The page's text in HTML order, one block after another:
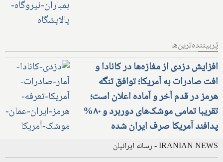
پُربیننده‌ترین‌ها
افزایش دزدی از مغازه‌ها در کانادا و
افت صادرات به آمریکا؛ توافق تنگه
هرمز در قدم آخر و آماده اعلان است؛
تقریبا تمامی موشک‌های دوربرد و ۸۰%
پدافند آمریکا صرف ایران شده
IRANIAN NEWS - رسانه ایرانیان